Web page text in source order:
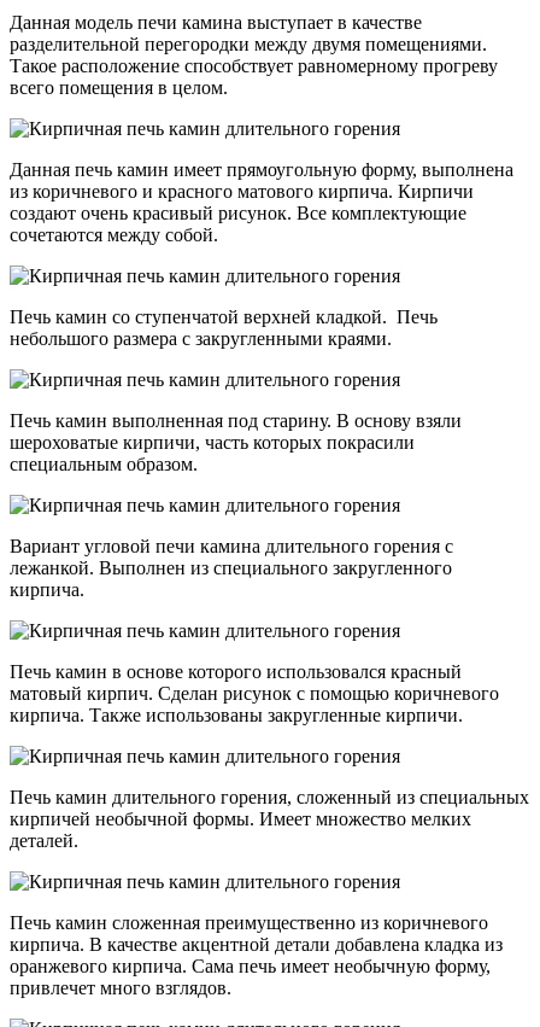
Данная модель печи камина выступает в качестве
разделительной перегородки между двумя помещениями.
Такое расположение способствует равномерному прогреву
всего помещения в целом.
Данная печь камин имеет прямоугольную форму, выполнена
из коричневого и красного матового кирпича. Кирпичи
создают очень красивый рисунок. Все комплектующие
сочетаются между собой.
Печь камин со ступенчатой верхней кладкой. Печь
небольшого размера с закругленными краями.
Печь камин выполненная под старину. В основу взяли
шероховатые кирпичи, часть которых покрасили
специальным образом.
Вариант угловой печи камина длительного горения с
лежанкой. Выполнен из специального закругленного
кирпича.
Печь камин в основе которого использовался красный
матовый кирпич. Сделан рисунок с помощью коричневого
кирпича. Также использованы закругленные кирпичи.
Печь камин длительного горения, сложенный из специальных
кирпичей необычной формы. Имеет множество мелких
деталей.
Печь камин сложенная преимущественно из коричневого
кирпича. В качестве акцентной детали добавлена кладка из
оранжевого кирпича. Сама печь имеет необычную форму,
привлечет много взглядов.